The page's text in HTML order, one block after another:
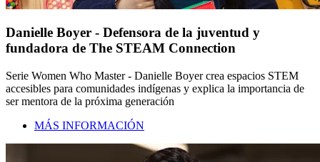
Danielle Boyer - Defensora de la juventud y
fundadora de The STEAM Connection
Serie Women Who Master - Danielle Boyer crea espacios STEM
accesibles para comunidades indígenas y explica la importancia de
ser mentora de la próxima generación
MÁS INFORMACIÓN